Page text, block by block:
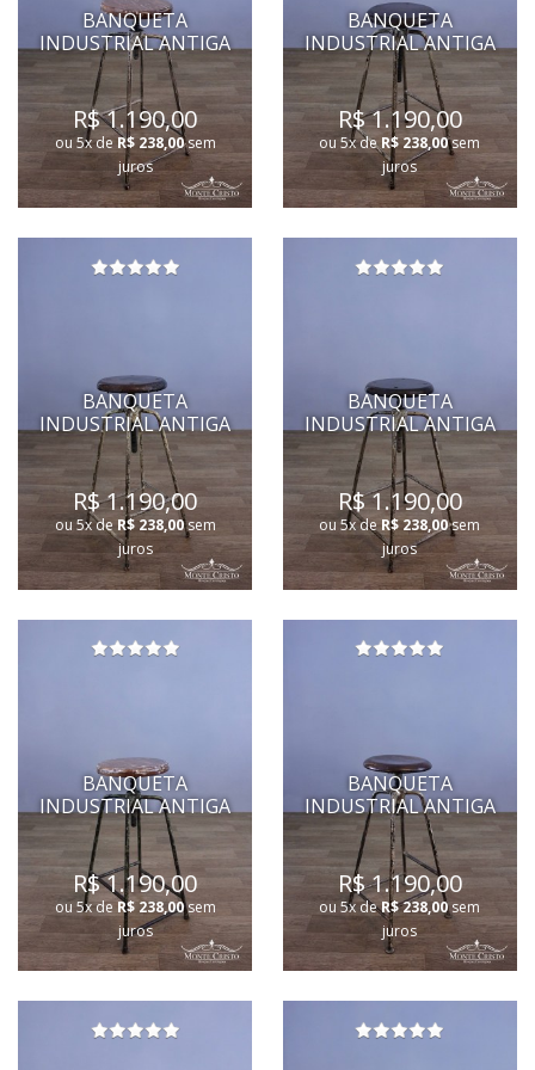
BANQUETA
INDUSTRIAL ANTIGA
R$ 1.190,00
ou 5x de R$ 238,00sem
juros
BANQUETA
INDUSTRIAL ANTIGA
R$ 1.190,00
ou 5x deR$ 238,00sem
juros
BANQUETA
INDUSTRIAL ANTIGA
R$ 1.190,00
ou 5x deR$ 238,00sem
juros
BANQUETA
INDUSTRIAL ANTIGA
R$ 1.190,00
ou 5x deR$ 238,00sem
juros
BANQUETA
INDUSTRIAL ANTIGA
R$ 1.190,00
ou 5x deR$ 238,00sem
juros
BANQUETA
INDUSTRIAL ANTIGA
R$ 1.190,00
ou 5x deR$ 238,00sem
juros